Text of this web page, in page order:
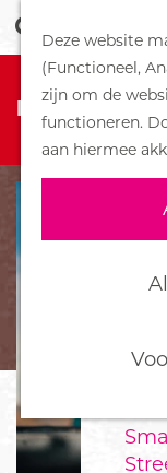
Deze website
(Functioneel,
zijn om de
functioneren.
aan hiermee
G
n
a
e
h
a
g
o
e
k
e
n
M
e
n
u
De
Sorry,
beschikbaar.